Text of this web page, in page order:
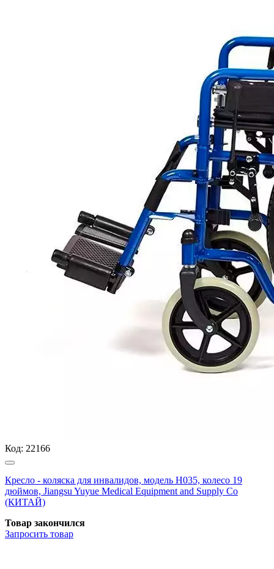
Код: 22166
Кресло - коляска для инвалидов, модель H035, колесо 19
дюймов, Jiangsu Yuyue Medical Equipment and Supply Co
(КИТАЙ)
Товар закончился
Запросить товар